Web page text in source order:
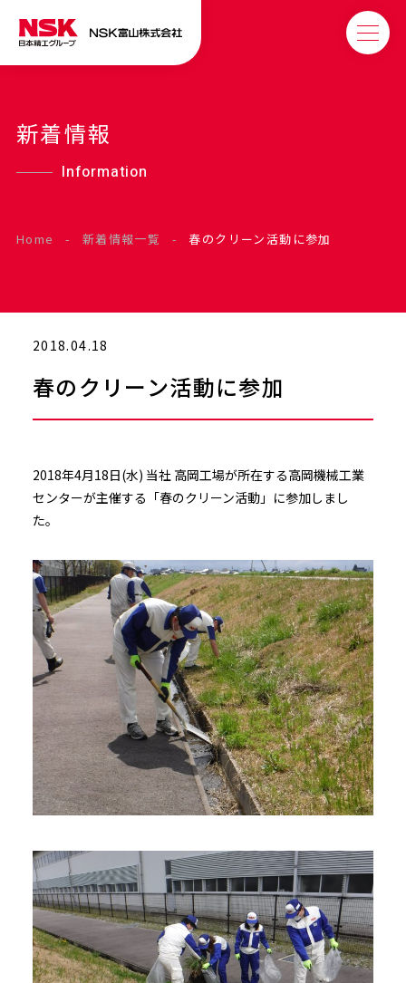
新着情報
Information
Home - 新着情報一覧 - 春のクリーン活動に参加
2018.04.18
春のクリーン活動に参加
2018年4月18日(水) 当社 高岡工場が所在する高岡機械工業
センターが主催する「春のクリーン活動」に参加しまし
た。